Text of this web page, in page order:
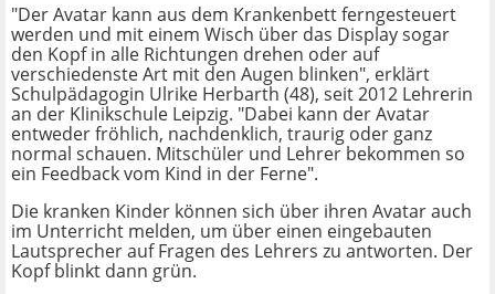
"Der Avatar kann aus dem Krankenbett ferngesteuert
werden und mit einem Wisch über das Display sogar
den Kopf in alle Richtungen drehen oder auf
verschiedenste Art mit den Augen blinken", erklärt
Schulpädagogin Ulrike Herbarth (48), seit 2012 Lehrerin
an der Klinikschule Leipzig. "Dabei kann der Avatar
entweder fröhlich, nachdenklich, traurig oder ganz
normal schauen. Mitschüler und Lehrer bekommen so
ein Feedback vom Kind in der Ferne".
Die kranken Kinder können sich über ihren Avatar auch
im Unterricht melden, um über einen eingebauten
Lautsprecher auf Fragen des Lehrers zu antworten. Der
Kopf blinkt dann grün.